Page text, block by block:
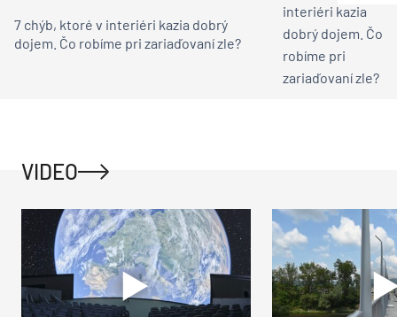
7 chýb, ktoré v interiéri kazia dobrý
dojem. Čo robíme pri zariaďovaní zle?
VIDEO